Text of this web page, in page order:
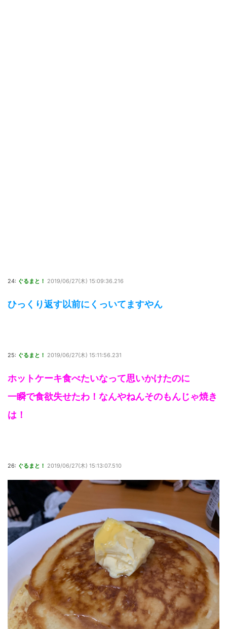
24: ぐるまと！ 2019/06/27(木) 15:09:36.216
ひっくり返す以前にくっいてますやん
25: ぐるまと！ 2019/06/27(木) 15:11:56.231
ホットケーキ食べたいなって思いかけたのに
一瞬で食欲失せたわ！なんやねんそのもんじゃ焼き
は！
26: ぐるまと！ 2019/06/27(木) 15:13:07.510